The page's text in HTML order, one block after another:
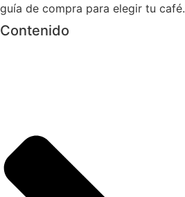
guía de compra para elegir tu café.
Contenido